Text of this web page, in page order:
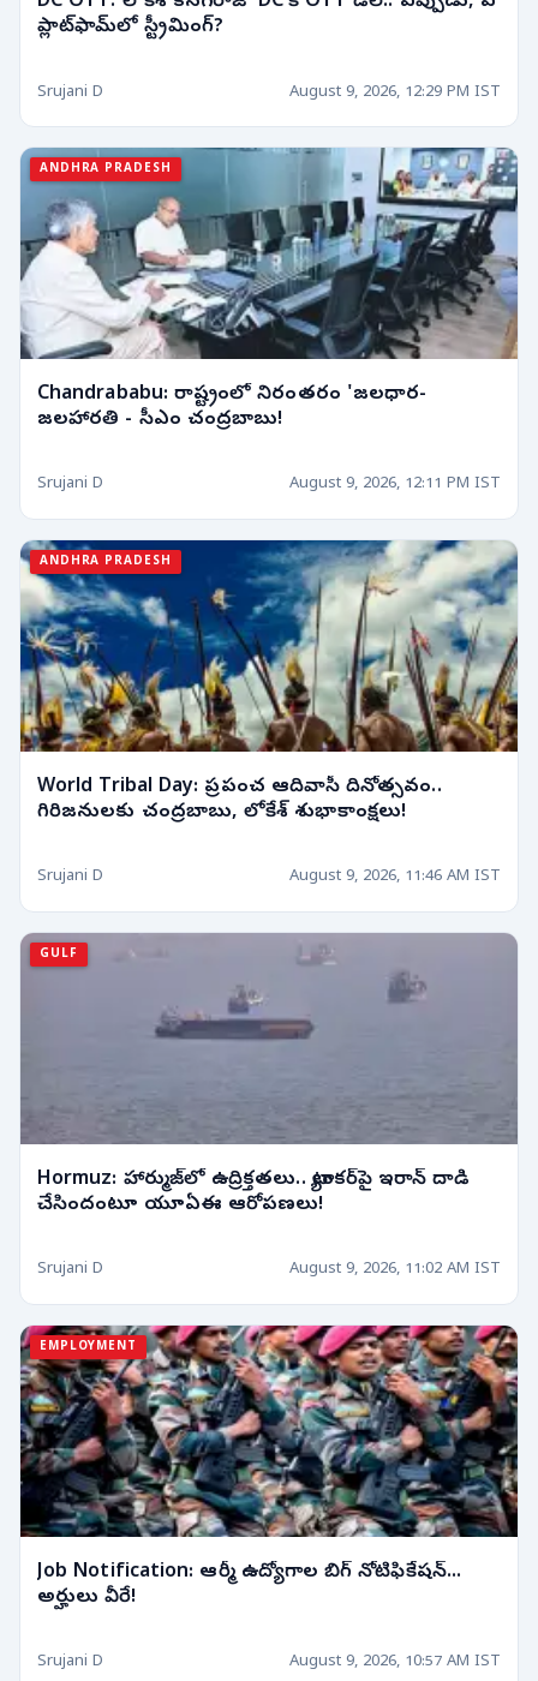
ప్లాట్‌ఫామ్‌లో స్ట్రీమింగ్?
Srujani D August 9, 2026, 12:29 PM IST
ANDHRA PRADESH
Chandrababu: రాష్ట్రంలో నిరంతరం 'జలధార-
జలహారతి - సీఎం చంద్రబాబు!
Srujani D August 9, 2026, 12:11 PM IST
ANDHRA PRADESH
World Tribal Day: ప్రపంచ ఆదివాసీ దినోత్సవం..
గిరిజనులకు చంద్రబాబు, లోకేశ్ శుభాకాంక్షలు!
Srujani D August 9, 2026, 11:46 AM IST
GULF
Hormuz: హార్ముజ్‌లో ఉద్రిక్తతలు.. ట్యాంకర్‌పై ఇరాన్ దాడి
చేసిందంటూ యూఏఈ ఆరోపణలు!
Srujani D August 9, 2026, 11:02 AM IST
EMPLOYMENT
Job Notification: ఆర్మీ ఉద్యోగాల బిగ్ నోటిఫికేషన్...
అర్హులు వీరే!
Srujani D August 9, 2026, 10:57 AM IST